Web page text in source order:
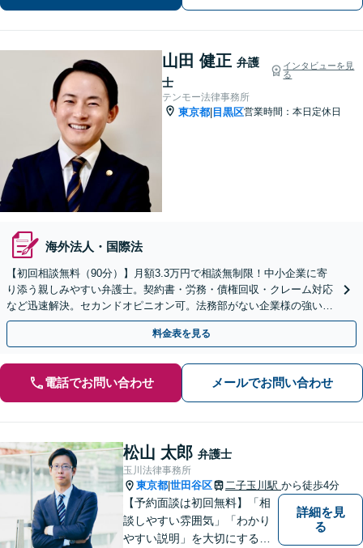
山田 健正 弁護
士
インタビューを見
る
テンモー法律事務所
東京都 目黒区営業時間：本日定休日
海外法人・国際法
【初回相談無料（90分）】月額3.3万円で相談無制限！中小企業に寄
り添う親しみやすい弁護士。契約書・労務・債権回収・クレーム対応
など迅速解決。セカンドオピニオン可。法務部がない企業様の強い味
方です。オンライン全国対応。
料金表を見る
電話でお問い合わせ メールでお問い合わせ
松山 太郎 弁護士
玉川法律事務所
東京都 世田谷区 二子玉川駅 から徒歩4分
【予約面談は初回無料】「相
談しやすい雰囲気」「わかり
やすい説明」を大切にする事
詳細を見
る